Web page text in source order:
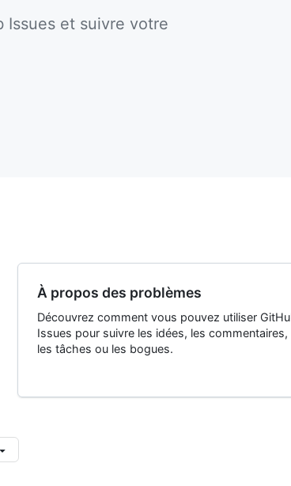
Issues et suivre votre
À propos des problèmes
Découvrez comment vous pouvez utiliser
Issues pour suivre les idées, les commentaires,
les tâches ou les bogues.